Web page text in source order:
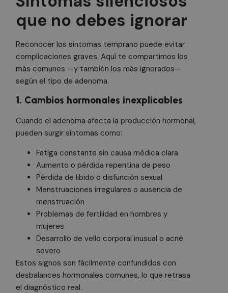
que no debes ignorar
Reconocer los síntomas temprano puede evitar
complicaciones graves. Aquí te compartimos los
más comunes —y también los más ignorados—
según el tipo de adenoma.
1. Cambios hormonales inexplicables
Cuando el adenoma afecta la producción hormonal,
pueden surgir síntomas como:
Fatiga constante sin causa médica clara
Aumento o pérdida repentina de peso
Pérdida de libido o disfunción sexual
Menstruaciones irregulares o ausencia de
menstruación
Problemas de fertilidad en hombres y
mujeres
Desarrollo de vello corporal inusual o acné
severo
Estos signos son fácilmente confundidos con
desbalances hormonales comunes, lo que retrasa
el diagnóstico real.